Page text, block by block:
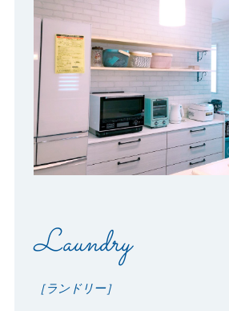
Laundry
［ランドリー］